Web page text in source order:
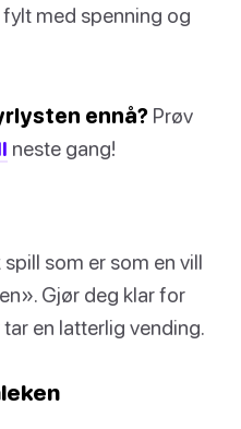
med spenning og
ennå? Prøv
neste gang!
som er som en vill
Gjør deg klar for
en latterlig vending.